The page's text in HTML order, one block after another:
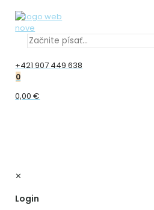
+421 907 449 638
0
0,00 €
✕
Login